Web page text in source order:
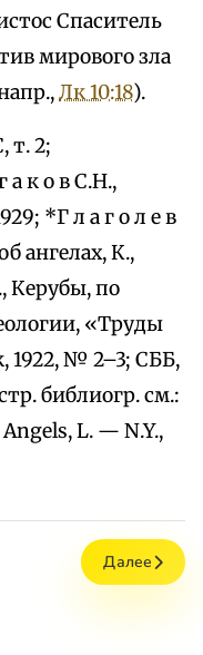
Спаситель
мирового зла
Лк 10:18).
т. 2;
а к о в С.Н.,
*Г л а г о л е в
ангелах, К.,
Керубы, по
«Труды
1922, № 2–3; CББ,
библиогр. см.:
L. — N.Y.,
Далее